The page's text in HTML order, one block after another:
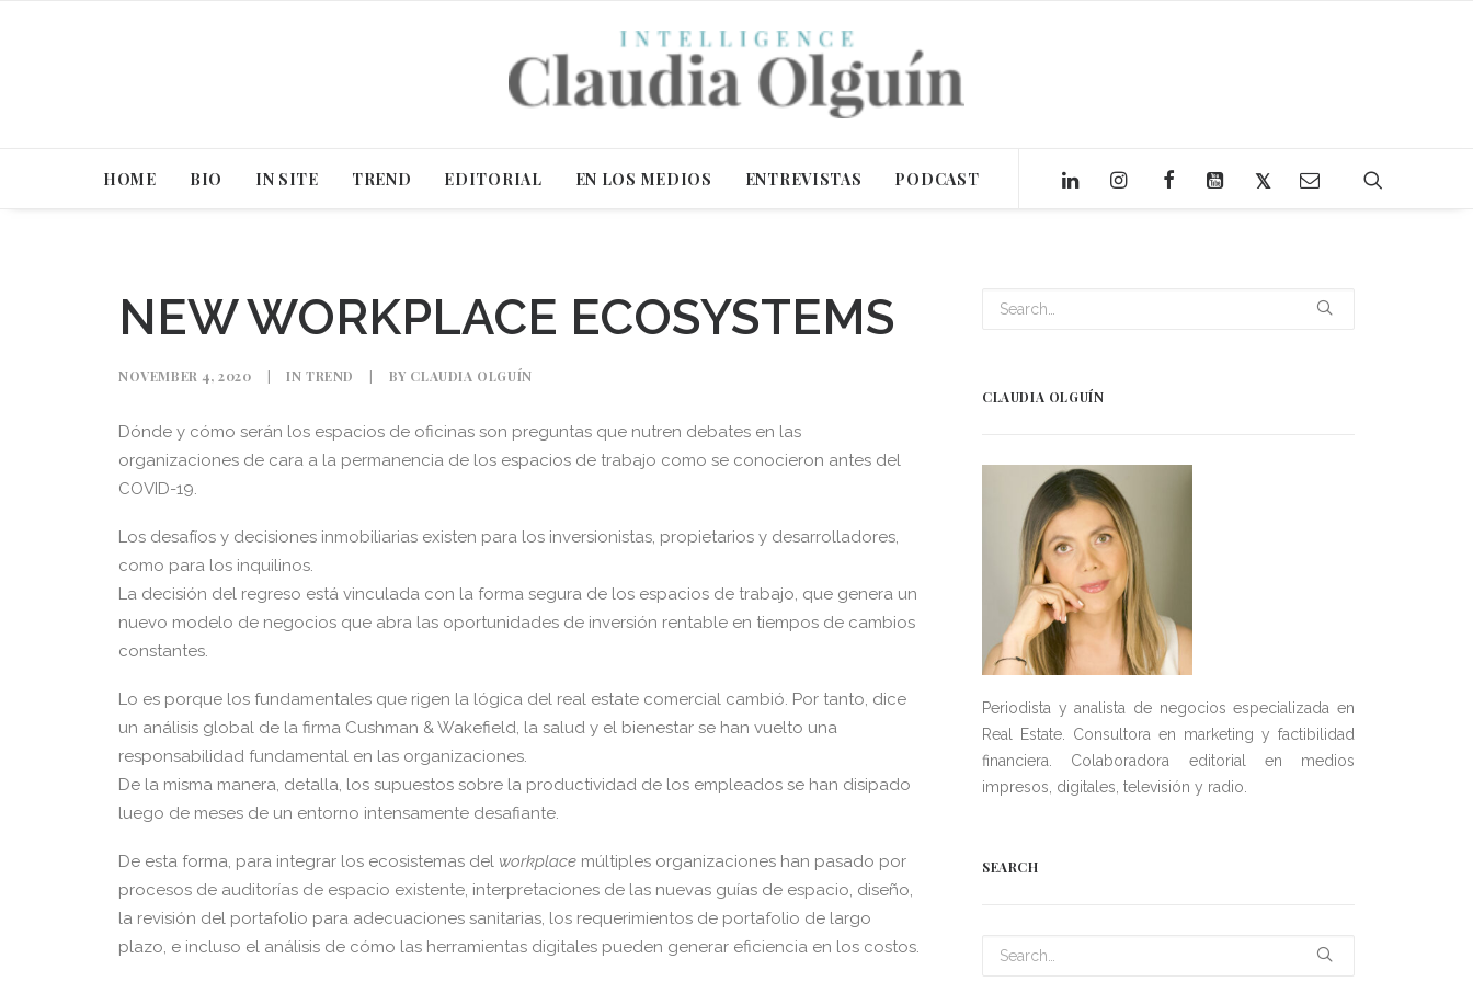
HOME BIO IN SITE TREND EDITORIAL EN LOS MEDIOS ENTREVISTAS PODCAST
NEW WORKPLACE ECOSYSTEMS
NOVEMBER 4, 2020 | INTREND | BY CLAUDIA OLGUÍN
Dónde y cómo serán los espacios de oficinas son preguntas que nutren debates en las
organizaciones de cara a la permanencia de los espacios de trabajo como se conocieron antes del
COVID-19.
Los desafíos y decisiones inmobiliarias existen para los inversionistas, propietarios y desarrolladores,
como para los inquilinos.
La decisión del regreso está vinculada con la forma segura de los espacios de trabajo, que genera un
nuevo modelo de negocios que abra las oportunidades de inversión rentable en tiempos de cambios
constantes.
Lo es porque los fundamentales que rigen la lógica del real estate comercial cambió. Por tanto, dice
un análisis global de la firma Cushman & Wakefield, la salud y el bienestar se han vuelto una
responsabilidad fundamental en las organizaciones.
De la misma manera, detalla, los supuestos sobre la productividad de los empleados se han disipado
luego de meses de un entorno intensamente desafiante.
De esta forma, para integrar los ecosistemas del workplace múltiples organizaciones han pasado por
procesos de auditorías de espacio existente, interpretaciones de las nuevas guías de espacio, diseño,
la revisión del portafolio para adecuaciones sanitarias, los requerimientos de portafolio de largo
plazo, e incluso el análisis de cómo las herramientas digitales pueden generar eficiencia en los costos.
CLAUDIA OLGUÍN
Periodista y analista de negocios especializada en
Real Estate. Consultora en marketing y factibilidad
financiera. Colaboradora editorial en medios
impresos, digitales, televisión y radio.
SEARCH